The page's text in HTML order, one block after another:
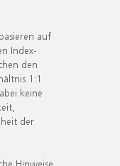
auf
Index-
den
1:1
keine
der